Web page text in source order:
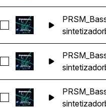
Seleccionar
sintetizador
Seleccionar
sintetizador
Seleccionar
sintetizador